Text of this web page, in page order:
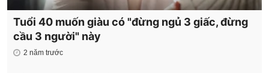
Tuổi 40 muốn giàu có "đừng ngủ 3 giấc, đừng
cầu 3 người" này
2 năm trước